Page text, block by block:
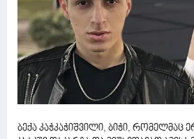
ბექა კაჭკაჭიშვილი, ბიჭი, რომელმაც